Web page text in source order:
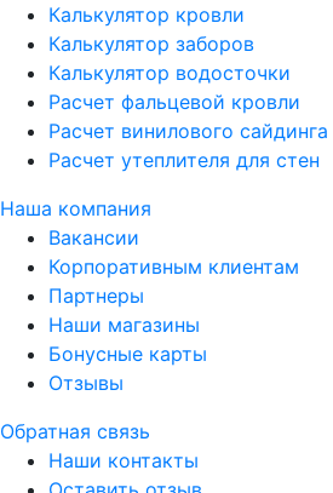
Калькулятор кровли
Калькулятор заборов
Калькулятор водосточки
Расчет фальцевой кровли
Расчет винилового сайдинга
Расчет утеплителя для стен
Наша компания
Вакансии
Корпоративным клиентам
Партнеры
Наши магазины
Бонусные карты
Отзывы
Обратная связь
Наши контакты